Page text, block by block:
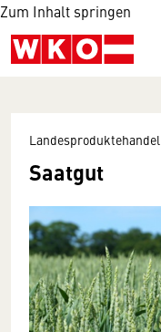
Zum Inhalt springen
Landesproduktehandel
Saatgut